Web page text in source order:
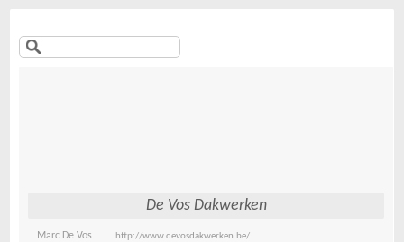
De Vos Dakwerken
Marc De Vos
http://www.devosdakwerken.be/